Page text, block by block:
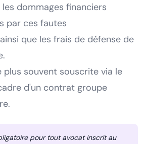
les dommages financiers
par ces fautes
que les frais de défense de
plus souvent souscrite via le
d'un contrat groupe
pour tout avocat inscrit au